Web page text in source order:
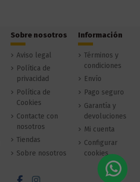
Sobre nosotros
Aviso legal
Política de
privacidad
Política de
Cookies
Contacte con
nosotros
Tiendas
Sobre nosotros
Información
Términos y
condiciones
Envío
Pago seguro
Garantía y
devoluciones
Mi cuenta
Configurar
cookies